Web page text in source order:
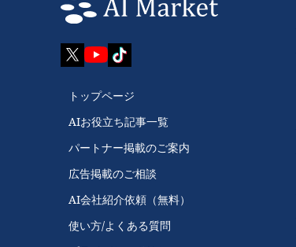
トップページ
AIお役立ち記事一覧
パートナー掲載のご案内
広告掲載のご相談
AI会社紹介依頼（無料）
使い方/よくある質問